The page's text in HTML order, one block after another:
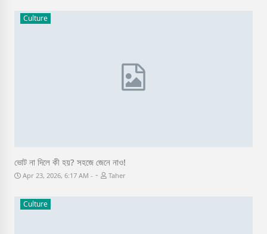
Culture
ভোট না দিলে কী হয়? সহজে জেনে নাও!
Apr 23, 2026, 6:17 AM - Taher
Culture